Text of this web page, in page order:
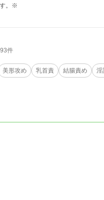
。※
件
美形攻め 乳首責 結腸責め 淫